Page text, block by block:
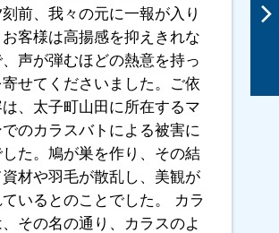
前、我々の元に一報が入り
お客様は高揚感を抑えきれな
声が弾むほどの熱意を持っ
せてくださいました。ご依
、太子町山田に所在するマ
のカラスバトによる被害に
た。鳩が巣を作り、その結
材や羽毛が散乱し、美観が
いるとのことでした。 カラ
その名の通り、カラスのよ